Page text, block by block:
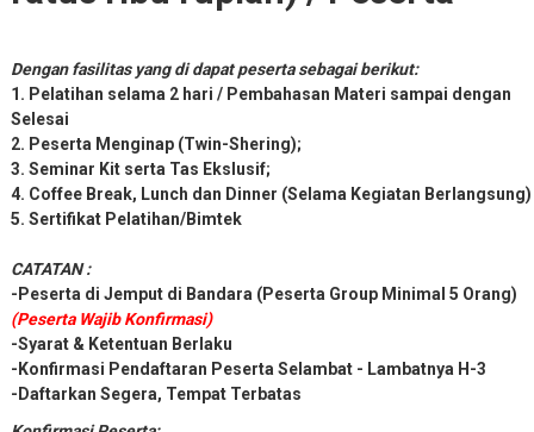
Dengan fasilitas yang di dapat peserta sebagai berikut:
1. Pelatihan selama 2 hari / Pembahasan Materi sampai dengan
Selesai
2. Peserta Menginap (Twin-Shering);
3. Seminar Kit serta Tas Ekslusif;
5. Sertifikat Pelatihan/Bimtek
CATATAN :
-Peserta di Jemput di Bandara (Peserta Group Minimal 5 Orang)
(Peserta Wajib Konfirmasi)
-Syarat & Ketentuan Berlaku